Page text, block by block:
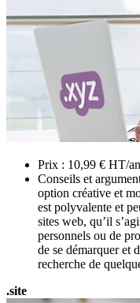
Prix : 10,99 € HT/
Conseils et
option créative et
est polyvalente et
sites web, qu’il
personnels ou de
de se démarquer et
recherche de
.site